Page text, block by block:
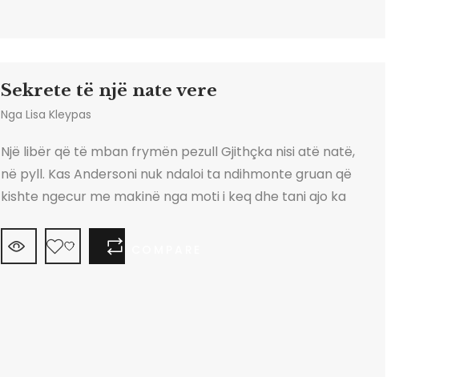
Sekrete të një nate vere
Nga Lisa Kleypas
Një libër që të mban frymën pezull Gjithçka nisi atë natë,
në pyll. Kas Andersoni nuk ndaloi ta ndihmonte gruan që
kishte ngecur me makinë nga moti i keq dhe tani ajo ka
heshtura dhe është e bindur se dikush e vëzhgon gjithë
kohën. E mbytur nga ndjenjat e fajit, ajo fillon të harrojë: